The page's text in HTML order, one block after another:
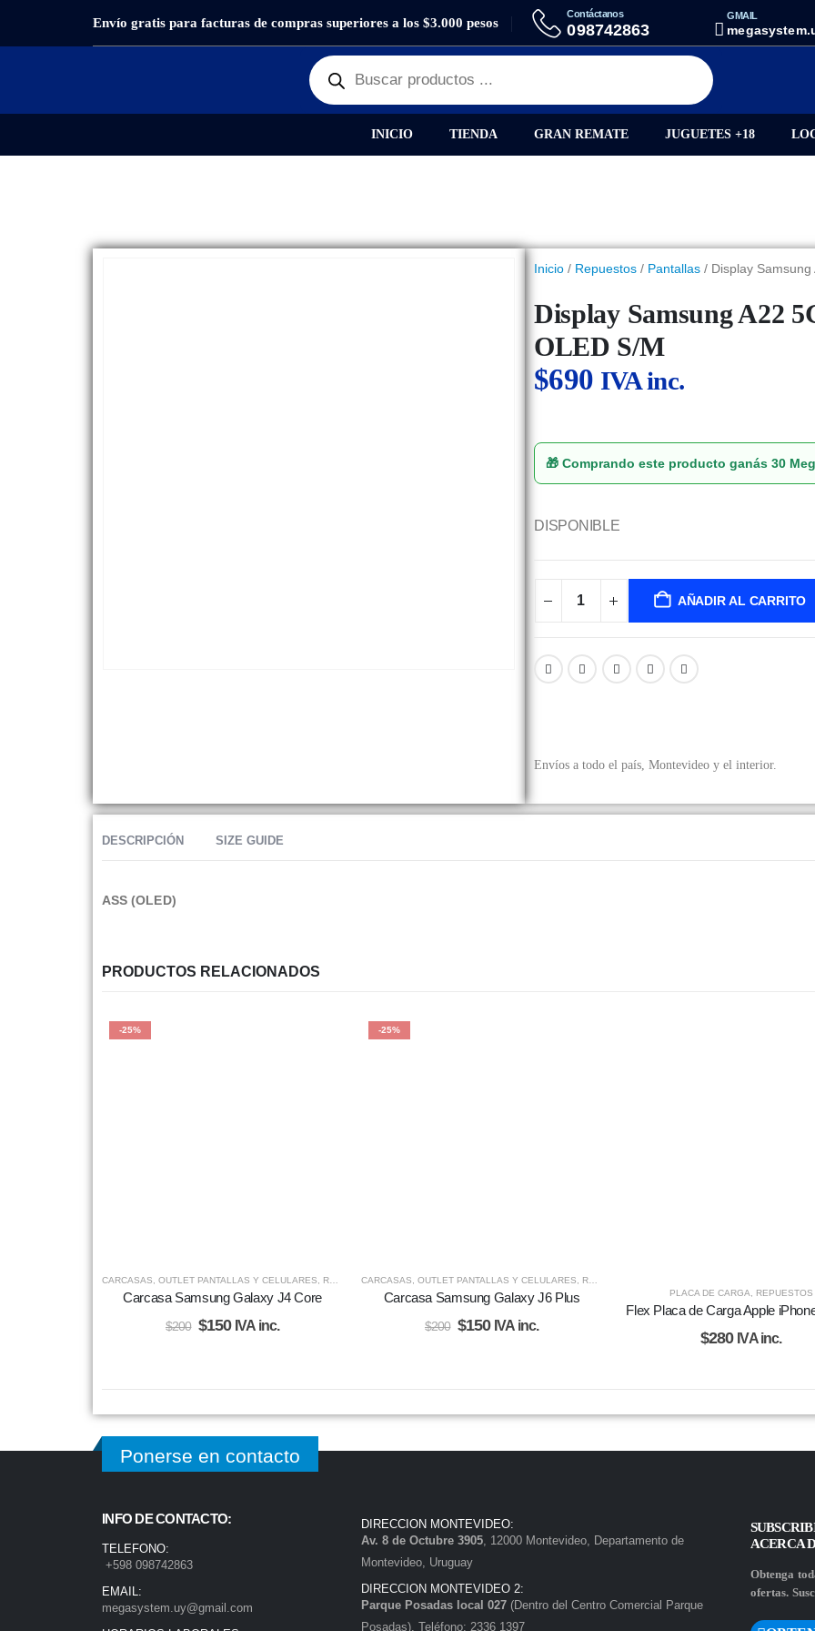
Envío gratis para facturas de compras superiores a los $3.000 pesos
Contáctanos
098742863
GMAIL
INICIO TIENDA GRAN REMATE JUGUETES +18
PRODUCTOSREPUESTOS, PANTALLAS DISPLAY SAMSUNG A22 5G / A226B CALIDAD OLED S/M
Inicio/ Repuestos/ Pantallas/ Display Samsung
Display Samsung A22
OLED S/M
$690 IVA inc.
🎁 Comprando este producto ganás 30
DISPONIBLE
AÑADIR AL CARRITO
Envíos a todo el país, Montevideo y el interior.
DESCRIPCIÓN SIZE GUIDE
ASS (OLED)
PRODUCTOS RELACIONADOS
-25%
CARCASAS, OUTLET PANTALLAS Y CELULARES, REPUESTOS
Carcasa Samsung Galaxy J4 Core
$200 $150 IVA inc.
-25%
CARCASAS, OUTLET PANTALLAS Y CELULARES, REPUESTOS
Carcasa Samsung Galaxy J6 Plus
$200 $150 IVA inc.
PLACA DE CARGA REPUESTOS
Flex Placa de Carga Apple
$280 IVA inc.
Ponerse en contacto
INFO DE CONTACTO:
TELEFONO:
+598 098742863
EMAIL:
megasystem.uy@gmail.com
DIRECCION MONTEVIDEO:
Av. 8 de Octubre 3905 , 12000 Montevideo, Departamento de
Montevideo, Uruguay
DIRECCION MONTEVIDEO 2:
Parque Posadas local 027 (Dentro del Centro Comercial Parque
Posadas). Teléfono: 2336 1397
ACERCA
Obtenga
ofertas.